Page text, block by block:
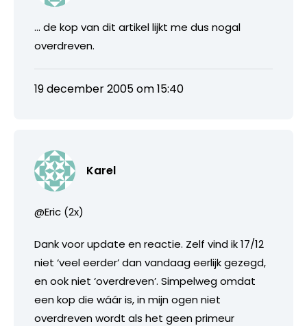
… de kop van dit artikel lijkt me dus nogal
overdreven.
19 december 2005 om 15:40
Karel
@Eric (2x)
Dank voor update en reactie. Zelf vind ik 17/12
niet ‘veel eerder’ dan vandaag eerlijk gezegd,
en ook niet ‘overdreven’. Simpelweg omdat
een kop die wáár is, in mijn ogen niet
overdreven wordt als het geen primeur